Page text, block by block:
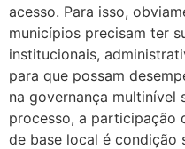
acesso. Para isso,
municípios precisam ter
institucionais,
para que possam
na governança multinível
processo, a participação
de base local é condição